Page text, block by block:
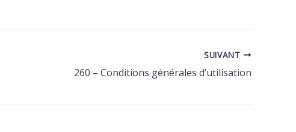
SUIVANT
260 – Conditions générales d’utilisation